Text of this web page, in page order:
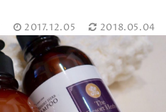
2017.12.05 2018.05.04